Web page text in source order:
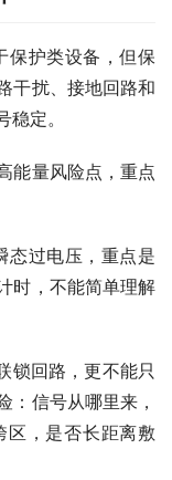
护类设备，但保
干扰、接地回路和
定。
量风险点，重点
过电压，重点是
时，不能简单理解
回路，更不能只
：信号从哪里来，
区，是否长距离敷